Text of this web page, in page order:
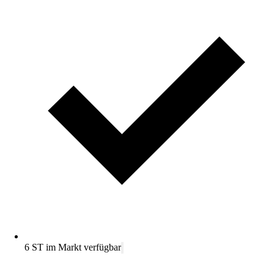
6 ST im Markt verfügbar